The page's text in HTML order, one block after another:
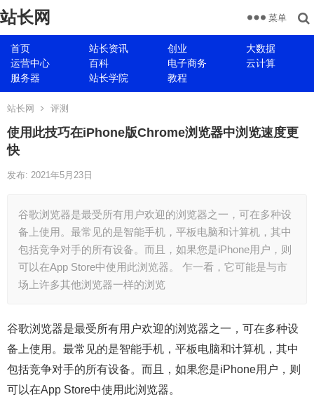
站长网
首页 站长资讯 创业
大数据
运营中心
百科 电子商务
云计算
服务器
站长学院 教程
菜单
站长网 评测
使用此技巧在iPhone版Chrome浏览器中浏览速度更
快
发布: 2021年5月23日
谷歌浏览器是最受所有用户欢迎的浏览器之一，可在多种设
备上使用。最常见的是智能手机，平板电脑和计算机，其中
包括竞争对手的所有设备。而且，如果您是iPhone用户，则
可以在App Store中使用此浏览器。 乍一看，它可能是与市
场上许多其他浏览器一样的浏览
谷歌浏览器是最受所有用户欢迎的浏览器之一，可在多种设
备上使用。最常见的是智能手机，平板电脑和计算机，其中
包括竞争对手的所有设备。而且，如果您是iPhone用户，则
可以在App Store中使用此浏览器。